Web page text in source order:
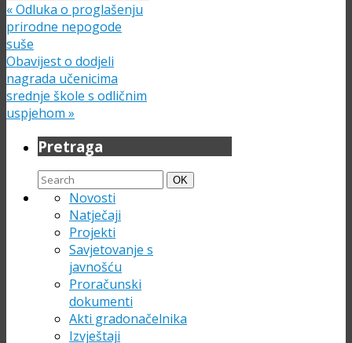
«Odluka o proglašenju
prirodne nepogode
suše
Obavijest o dodjeli
nagrada učenicima
srednje škole s odličnim
uspjehom »
Pretraga
Search
for:
Search
OK
Novosti
Natječaji
Projekti
Savjetovanje s
javnošću
Proračunski
dokumenti
Akti gradonačelnika
Izvještaji